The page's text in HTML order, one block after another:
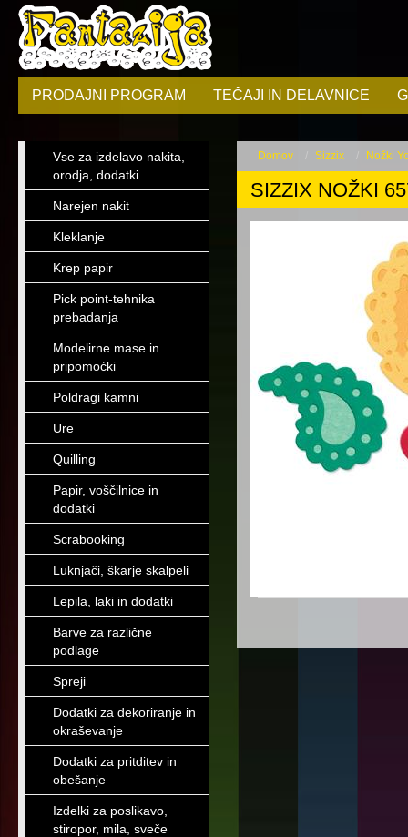
PRODAJNI PROGRAM TEČAJI IN DELAVNICE
Vse za izdelavo nakita,
orodja, dodatki
Narejen nakit
Kleklanje
Krep papir
Pick point-tehnika
prebadanja
Modelirne mase in
pripomoćki
Poldragi kamni
Ure
Quilling
Papir, voščilnice in
dodatki
Scrabooking
Luknjači, škarje skalpeli
Lepila, laki in dodatki
Barve za različne
podlage
Spreji
Dodatki za dekoriranje in
okraševanje
Dodatki za pritditev in
obešanje
Izdelki za poslikavo,
stiropor, mila, sveče
Domov Sizzix Nožki
SIZZIX NOŽKI